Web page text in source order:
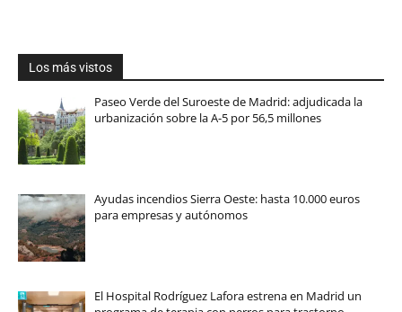
Los más vistos
Paseo Verde del Suroeste de Madrid: adjudicada la
urbanización sobre la A-5 por 56,5 millones
Ayudas incendios Sierra Oeste: hasta 10.000 euros
para empresas y autónomos
El Hospital Rodríguez Lafora estrena en Madrid un